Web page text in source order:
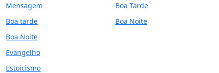
Mensagem
Boa tarde
Boa Noite
Evangelho
Estoicismo
Boa Tarde
Boa Noite